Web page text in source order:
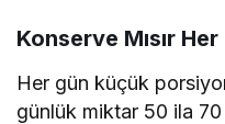
Konserve Mısır
Her gün küçük
günlük miktar 50 ila 70